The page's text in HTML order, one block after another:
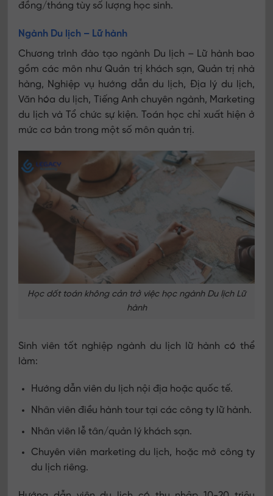
đồng/tháng tùy số lượng học sinh.
Ngành Du lịch – Lữ hành
Chương trình đào tạo ngành Du lịch – Lữ hành bao
gồm các môn như Quản trị khách sạn, Quản trị nhà
hàng, Nghiệp vụ hướng dẫn du lịch, Địa lý du lịch,
Văn hóa du lịch, Tiếng Anh chuyên ngành, Marketing
du lịch và Tổ chức sự kiện. Toán học chỉ xuất hiện ở
mức cơ bản trong một số môn quản trị.
Học dốt toán không cản trở việc học ngành Du lịch Lữ
hành
Sinh viên tốt nghiệp ngành du lịch lữ hành có thể
làm:
Hướng dẫn viên du lịch nội địa hoặc quốc tế.
Nhân viên điều hành tour tại các công ty lữ hành.
Nhân viên lễ tân/quản lý khách sạn.
Chuyên viên marketing du lịch, hoặc mở công ty
du lịch riêng.